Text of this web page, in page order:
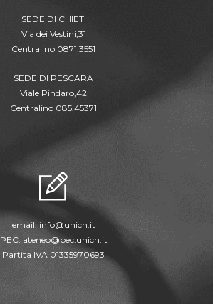
SEDE DI CHIETI
Via dei Vestini,31
Centralino 0871.3551
SEDE DI PESCARA
Viale Pindaro,42
Centralino 085.45371
email:info@unich.it
PEC: ateneo@pec.unich.it
Partita IVA 01335970693